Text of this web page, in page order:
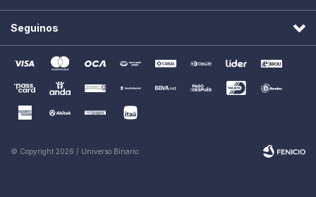
Seguinos
© Copyright 2026 / Universo Binario